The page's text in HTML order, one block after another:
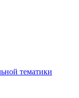
тематики